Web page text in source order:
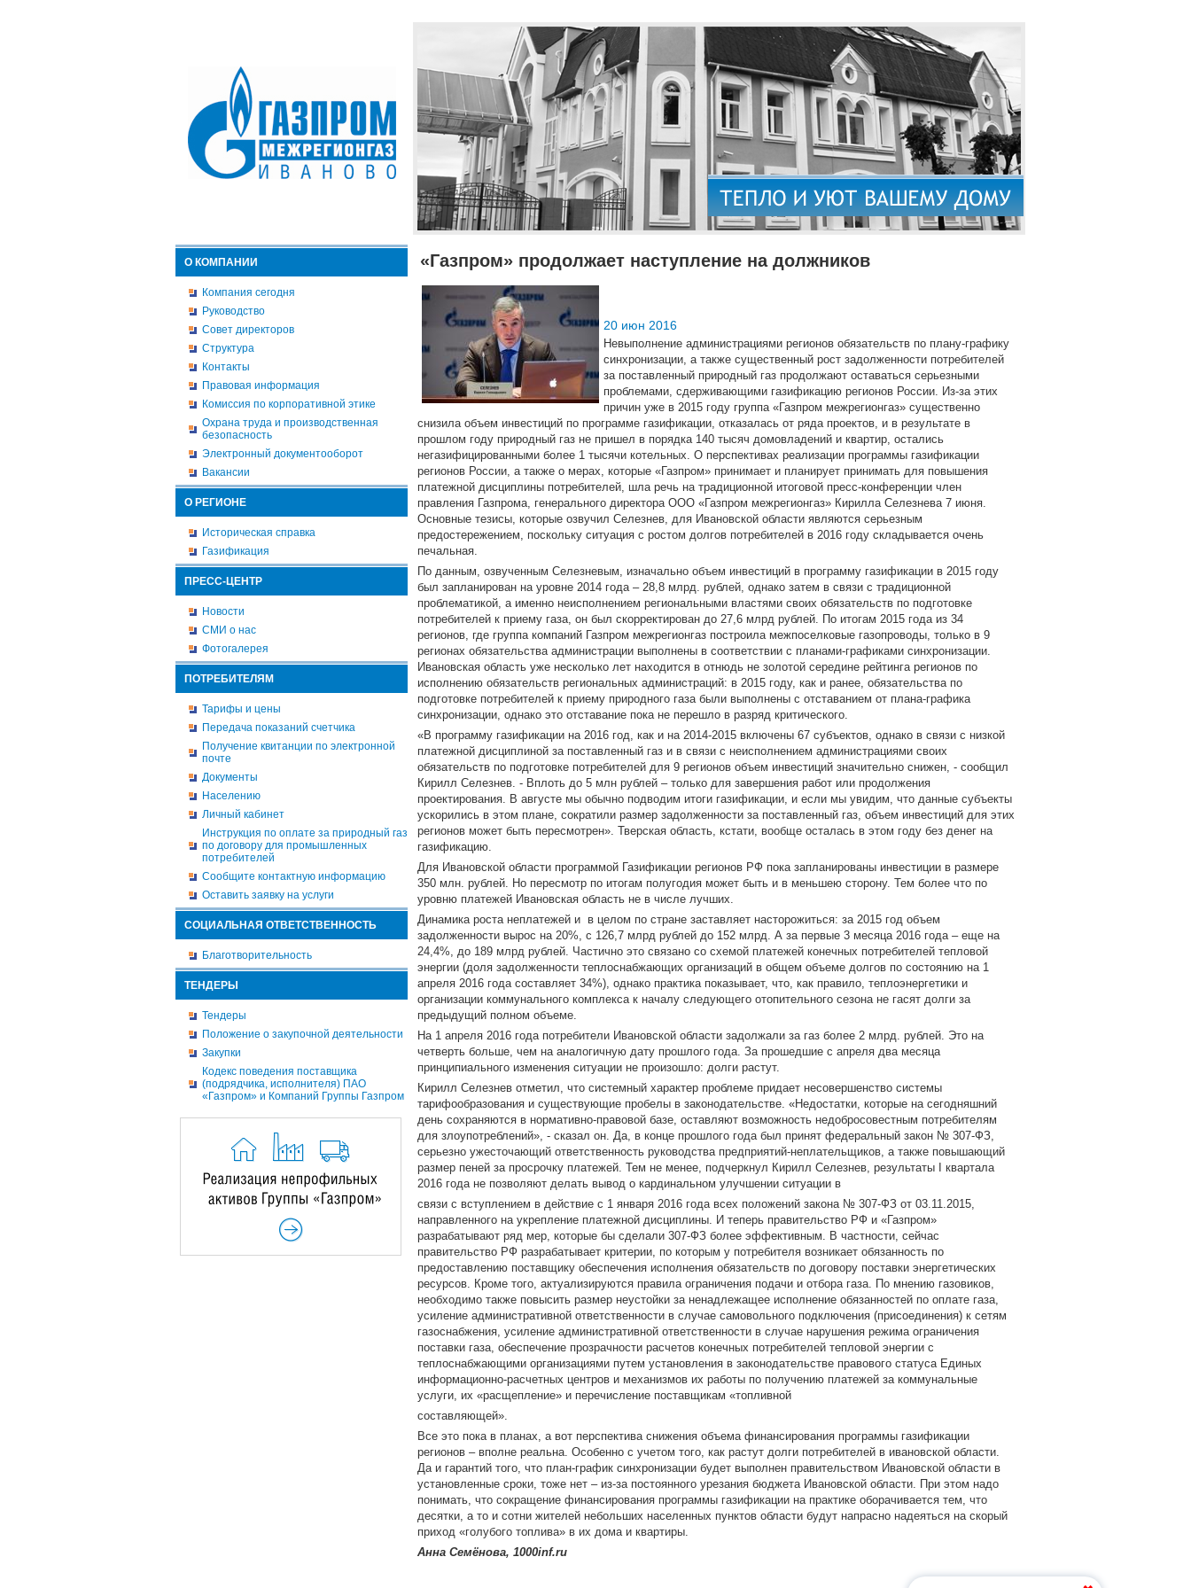
О КОМПАНИИ
Компания сегодня
Руководство
Совет директоров
Структура
Контакты
Правовая информация
Комиссия по корпоративной этике
Охрана труда и производственная
безопасность
Электронный документооборот
Вакансии
О РЕГИОНЕ
Историческая справка
Газификация
ПРЕСС-ЦЕНТР
Новости
СМИ о нас
Фотогалерея
ПОТРЕБИТЕЛЯМ
Тарифы и цены
Передача показаний счетчика
Получение квитанции по электронной
почте
Документы
Населению
Личный кабинет
Инструкция по оплате за природный газ
по договору для промышленных
потребителей
Сообщите контактную информацию
Оставить заявку на услуги
СОЦИАЛЬНАЯ ОТВЕТСТВЕННОСТЬ
Благотворительность
ТЕНДЕРЫ
Тендеры
Положение о закупочной деятельности
Закупки
Кодекс поведения поставщика
(подрядчика, исполнителя) ПАО
«Газпром» и Компаний Группы Газпром
«Газпром» продолжает наступление на должников
20 июн 2016
Невыполнение администрациями регионов обязательств по плану-графику
синхронизации, а также существенный рост задолженности потребителей
за поставленный природный газ продолжают оставаться серьезными
проблемами, сдерживающими газификацию регионов России. Из-за этих
причин уже в 2015 году группа «Газпром межрегионгаз» существенно
снизила объем инвестиций по программе газификации, отказалась от ряда проектов, и в результате в
прошлом году природный газ не пришел в порядка 140 тысяч домовладений и квартир, остались
негазифицированными более 1 тысячи котельных. О перспективах реализации программы газификации
регионов России, а также о мерах, которые «Газпром» принимает и планирует принимать для повышения
платежной дисциплины потребителей, шла речь на традиционной итоговой пресс-конференции член
правления Газпрома, генерального директора ООО «Газпром межрегионгаз» Кирилла Селезнева 7 июня.
Основные тезисы, которые озвучил Селезнев, для Ивановской области являются серьезным
предостережением, поскольку ситуация с ростом долгов потребителей в 2016 году складывается очень
печальная.
По данным, озвученным Селезневым, изначально объем инвестиций в программу газификации в 2015 году
был запланирован на уровне 2014 года – 28,8 млрд. рублей, однако затем в связи с традиционной
проблематикой, а именно неисполнением региональными властями своих обязательств по подготовке
потребителей к приему газа, он был скорректирован до 27,6 млрд рублей. По итогам 2015 года из 34
регионов, где группа компаний Газпром межрегионгаз построила межпоселковые газопроводы, только в 9
регионах обязательства администрации выполнены в соответствии с планами-графиками синхронизации.
Ивановская область уже несколько лет находится в отнюдь не золотой середине рейтинга регионов по
исполнению обязательств региональных администраций: в 2015 году, как и ранее, обязательства по
подготовке потребителей к приему природного газа были выполнены с отставанием от плана-графика
синхронизации, однако это отставание пока не перешло в разряд критического.
«В программу газификации на 2016 год, как и на 2014-2015 включены 67 субъектов, однако в связи с низкой
платежной дисциплиной за поставленный газ и в связи с неисполнением администрациями своих
обязательств по подготовке потребителей для 9 регионов объем инвестиций значительно снижен, - сообщил
Кирилл Селезнев. - Вплоть до 5 млн рублей – только для завершения работ или продолжения
проектирования. В августе мы обычно подводим итоги газификации, и если мы увидим, что данные субъекты
ускорились в этом плане, сократили размер задолженности за поставленный газ, объем инвестиций для этих
регионов может быть пересмотрен». Тверская область, кстати, вообще осталась в этом году без денег на
газификацию.
Для Ивановской области программой Газификации регионов РФ пока запланированы инвестиции в размере
350 млн. рублей. Но пересмотр по итогам полугодия может быть и в меньшею сторону. Тем более что по
уровню платежей Ивановская область не в числе лучших.
Динамика роста неплатежей и в целом по стране заставляет насторожиться: за 2015 год объем
задолженности вырос на 20%, с 126,7 млрд рублей до 152 млрд. А за первые 3 месяца 2016 года – еще на
24,4%, до 189 млрд рублей. Частично это связано со схемой платежей конечных потребителей тепловой
энергии (доля задолженности теплоснабжающих организаций в общем объеме долгов по состоянию на 1
апреля 2016 года составляет 34%), однако практика показывает, что, как правило, теплоэнергетики и
организации коммунального комплекса к началу следующего отопительного сезона не гасят долги за
предыдущий полном объеме.
На 1 апреля 2016 года потребители Ивановской области задолжали за газ более 2 млрд. рублей. Это на
четверть больше, чем на аналогичную дату прошлого года. За прошедшие с апреля два месяца
принципиального изменения ситуации не произошло: долги растут.
Кирилл Селезнев отметил, что системный характер проблеме придает несовершенство системы
тарифообразования и существующие пробелы в законодательстве. «Недостатки, которые на сегодняшний
день сохраняются в нормативно-правовой базе, оставляют возможность недобросовестным потребителям
для злоупотреблений», - сказал он. Да, в конце прошлого года был принят федеральный закон № 307-ФЗ,
серьезно ужесточающий ответственность руководства предприятий-неплательщиков, а также повышающий
размер пеней за просрочку платежей. Тем не менее, подчеркнул Кирилл Селезнев, результаты I квартала
2016 года не позволяют делать вывод о кардинальном улучшении ситуации в
связи с вступлением в действие с 1 января 2016 года всех положений закона № 307-ФЗ от 03.11.2015,
направленного на укрепление платежной дисциплины. И теперь правительство РФ и «Газпром»
разрабатывают ряд мер, которые бы сделали 307-ФЗ более эффективным. В частности, сейчас
правительство РФ разрабатывает критерии, по которым у потребителя возникает обязанность по
предоставлению поставщику обеспечения исполнения обязательств по договору поставки энергетических
ресурсов. Кроме того, актуализируются правила ограничения подачи и отбора газа. По мнению газовиков,
необходимо также повысить размер неустойки за ненадлежащее исполнение обязанностей по оплате газа,
усиление административной ответственности в случае самовольного подключения (присоединения) к сетям
газоснабжения, усиление административной ответственности в случае нарушения режима ограничения
поставки газа, обеспечение прозрачности расчетов конечных потребителей тепловой энергии с
теплоснабжающими организациями путем установления в законодательстве правового статуса Единых
информационно-расчетных центров и механизмов их работы по получению платежей за коммунальные
услуги, их «расщепление» и перечисление поставщикам «топливной
составляющей».
Все это пока в планах, а вот перспектива снижения объема финансирования программы газификации
регионов – вполне реальна. Особенно с учетом того, как растут долги потребителей в ивановской области.
Да и гарантий того, что план-график синхронизации будет выполнен правительством Ивановской области в
установленные сроки, тоже нет – из-за постоянного урезания бюджета Ивановской области. При этом надо
понимать, что сокращение финансирования программы газификации на практике оборачивается тем, что
десятки, а то и сотни жителей небольших населенных пунктов области будут напрасно надеяться на скорый
приход «голубого топлива» в их дома и квартиры.
Анна Семёнова, 1000inf.ru